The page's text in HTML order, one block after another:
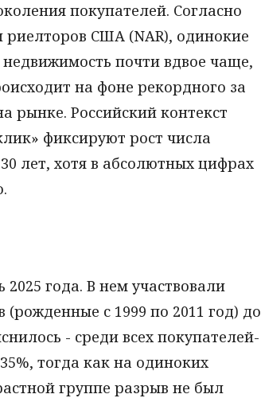
покупателей. Согласно
США (NAR), одинокие
почти вдвое чаще,
на фоне рекордного за
рынке. Российский контекст
фиксируют рост числа
лет, хотя в абсолютных цифрах
года. В нем участвовали
с 1999 по 2011 год) до
- среди всех покупателей-
тогда как на одиноких
группе разрыв не был